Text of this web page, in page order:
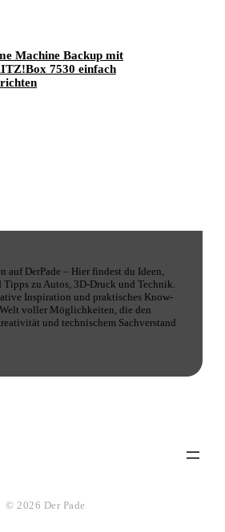
Machine Backup mit
7530 einfach
auf DerPade – Hier findest du Ideen,
zu Autos, 3D-Druck und Technik.
Inspiration und praktisches Know-
voller Möglichkeiten, die den
und technischem Sachverstand
© 2026 Der Pade